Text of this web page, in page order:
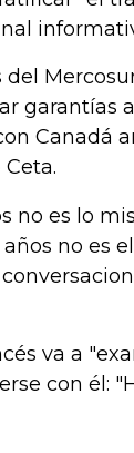
garantías
Canadá
no es lo
no es
va a
con él: